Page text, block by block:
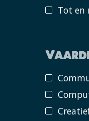
Tot en